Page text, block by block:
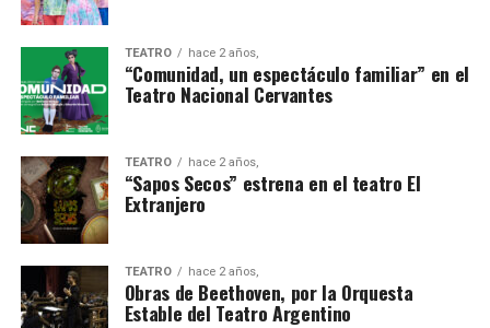
TEATRO hace 2 años,
“Comunidad, un espectáculo familiar” en el
Teatro Nacional Cervantes
TEATRO hace 2 años,
“Sapos Secos” estrena en el teatro El
Extranjero
TEATRO hace 2 años,
Obras de Beethoven, por la Orquesta
Estable del Teatro Argentino